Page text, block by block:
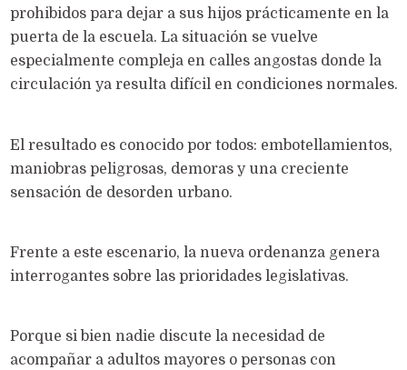
prohibidos para dejar a sus hijos prácticamente en la
puerta de la escuela. La situación se vuelve
especialmente compleja en calles angostas donde la
circulación ya resulta difícil en condiciones normales.
El resultado es conocido por todos: embotellamientos,
maniobras peligrosas, demoras y una creciente
sensación de desorden urbano.
Frente a este escenario, la nueva ordenanza genera
interrogantes sobre las prioridades legislativas.
Porque si bien nadie discute la necesidad de
acompañar a adultos mayores o personas con